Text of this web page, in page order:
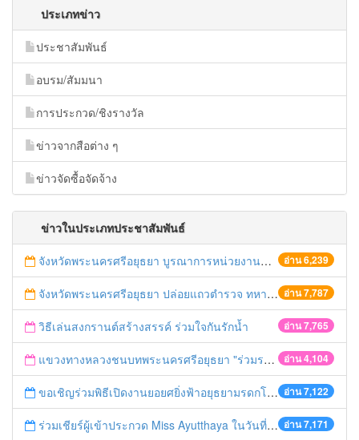
ประเภทข่าว
ประชาสัมพันธ์
อบรม/สัมมนา
การประกวด/ชิงรางวัล
ข่าวจากสือต่าง ๆ
ข่าวจัดซื้อจัดจ้าง
ข่าวในประเภทประชาสัมพันธ์
อ่าน 6,239
จังหวัดพระนครศรีอยุธยา บูรณาการหน่วยงานที่เกี่ยวข้อง ลงพื้นที่จัดระเบียบและดำเนินมาตรการตามบทลงโทษสูงสุดกับผู้ประกอบการร้านค้าที่ยังฝ่าฝืนตั้งร้านค้ารุกล้ำเขตพื้นที่ทางหลวง เตรียมความปลอดภัยก่อนเทศกาลสงกรานต์
อ่าน 7,787
จังหวัดพระนครศรีอยุธยา ปล่อยแถวตำรวจ ทหาร ฝ่ายปกครอง กว่า 100 นาย ตรวจเข้มท่ารถสาธารณะ สถานีขนส่งรถโดยสาร วินรถตู้ และสถานีรถไฟ เตรียมรับมือเทศกาลสงกรานต์
อ่าน 7,765
วิธีเล่นสงกรานต์สร้างสรรค์ ร่วมใจกันรักน้ำ
อ่าน 4,104
แขวงทางหลวงชนบทพระนครศรีอยุธยา "ร่วมรณรงค์ ขับช้า เปิดไฟหน้า คาดเข็มขัด" เทศกาลสงกรานต์ ปี 2561
อ่าน 7,122
ขอเชิญร่วมพิธีเปิดงานยอยศยิ่งฟ้าอยุธยามรดกโลก
อ่าน 7,171
ร่วมเชียร์ผู้เข้าประกวด Miss Ayutthaya ในวันที่ 15 ธันวาคม 2560